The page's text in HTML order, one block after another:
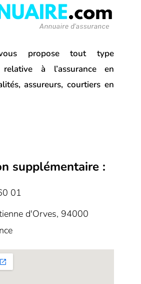
propose tout type
relative à l’assurance en
assureurs, courtiers en
supplémentaire :
01
d'Orves, 94000